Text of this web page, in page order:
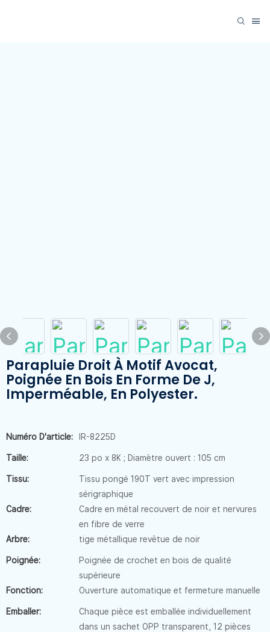
Parapluie Droit À Motif Avocat,
Poignée En Bois En Forme De J,
Imperméable, En Polyester.
Numéro D'article: IR-8225D
Taille: 23 po x 8K ; Diamètre ouvert : 105 cm
Tissu:
Tissu pongé 190T vert avec impression
sérigraphique
Cadre:
Cadre en métal recouvert de noir et nervures
en fibre de verre
Arbre:
tige métallique revêtue de noir
Poignée:
Poignée de crochet en bois de qualité
supérieure
Fonction:
Ouverture automatique et fermeture manuelle
Emballer:
Chaque pièce est emballée individuellement
dans un sachet OPP transparent, 12 pièces